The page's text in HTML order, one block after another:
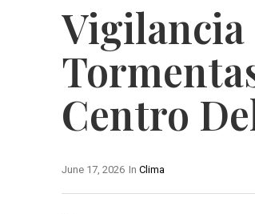
Vigilancia
Centro
In Clima
June 17, 2026